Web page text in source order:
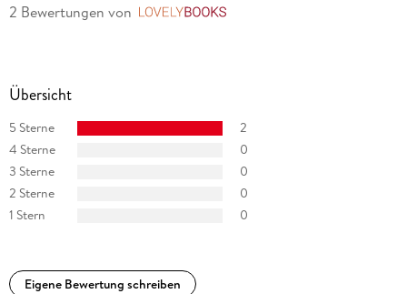
2 Bewertungen von
Übersicht
5 Sterne
2
4 Sterne
0
3 Sterne
0
2 Sterne
0
1 Stern
0
Eigene Bewertung schreiben